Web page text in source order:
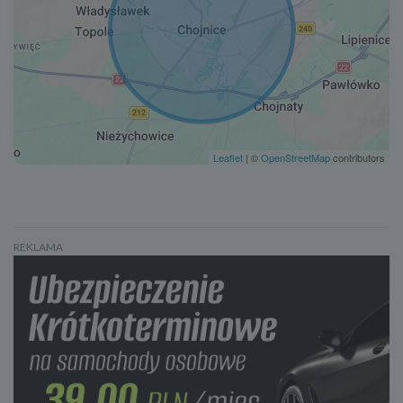
Lusterka boczne ustawiane elektrycznie
Podgrzewane lusterka boczne
Lusterka boczne składane elektrycznie
Kontrola odległości od poprzedzającego pojazdu
Oświetlenie adaptacyjne
Czujnik zmierzchu
Elektryczny hamulec postojowy
Wspomaganie kierownicy
Asystent jazdy w korku
Asystent pasa ruchu
Klimatyzacja automatyczna
Tapicerka materiałowa
Leaflet | ©OpenStreetMapcontributors
REKLAMA